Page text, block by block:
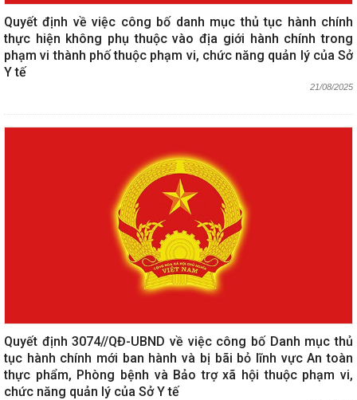
Quyết định về việc công bố danh mục thủ tục hành chính
thực hiện không phụ thuộc vào địa giới hành chính trong
phạm vi thành phố thuộc phạm vi, chức năng quản lý của Sở
Y tế
21/08/2025
Quyết định 3074//QĐ-UBND về việc công bố Danh mục thủ
tục hành chính mới ban hành và bị bãi bỏ lĩnh vực An toàn
thực phẩm, Phòng bệnh và Bảo trợ xã hội thuộc phạm vi,
chức năng quản lý của Sở Y tế